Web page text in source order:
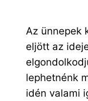
Az ünnepek
eljött az
lephetnénk
idén valami